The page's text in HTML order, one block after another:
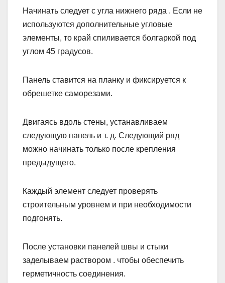
Начинать следует с угла нижнего ряда . Если не
используются дополнительные угловые
элементы, то край спиливается болгаркой под
углом 45 градусов.
Панель ставится на планку и фиксируется к
обрешетке саморезами.
Двигаясь вдоль стены, устанавливаем
следующую панель и т. д. Следующий ряд
можно начинать только после крепления
предыдущего.
Каждый элемент следует проверять
строительным уровнем и при необходимости
подгонять.
После установки панелей швы и стыки
заделываем раствором . чтобы обеспечить
герметичность соединения.